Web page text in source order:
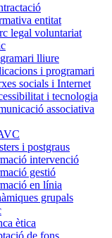
entitat
legal voluntariat
lliure
i programari
socials i Internet
i tecnologia
associativa
i postgraus
intervenció
gestió
en línia
grupals
ètica